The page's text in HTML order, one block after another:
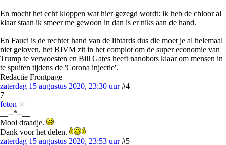
En mocht het echt kloppen wat hier gezegd wordt: ik heb de chloor al
klaar staan ik smeer me gewoon in dan is er niks aan de hand.
En Fauci is de rechter hand van de libtards dus die moet je al helemaal
niet geloven, het RIVM zit in het complot om de super economie van
Trump te verwoesten en Bill Gates heeft nanobots klaar om mensen in
te spuiten tijdens de 'Corona injectie'.
Redactie Frontpage
zaterdag 15 augustus 2020, 23:30 uur #4
7
foton
__--*--__
Mooi draadje.
Dank voor het delen.
zaterdag 15 augustus 2020, 23:53 uur #5